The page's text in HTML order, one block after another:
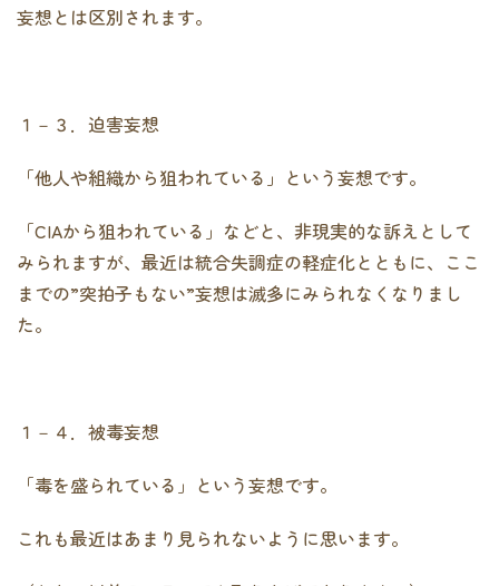
妄想とは区別されます。
１－３．迫害妄想
「他人や組織から狙われている」という妄想です。
「CIAから狙われている」などと、非現実的な訴えとして
みられますが、最近は統合失調症の軽症化とともに、ここ
までの”突拍子もない”妄想は滅多にみられなくなりまし
た。
１－４．被毒妄想
「毒を盛られている」という妄想です。
これも最近はあまり見られないように思います。